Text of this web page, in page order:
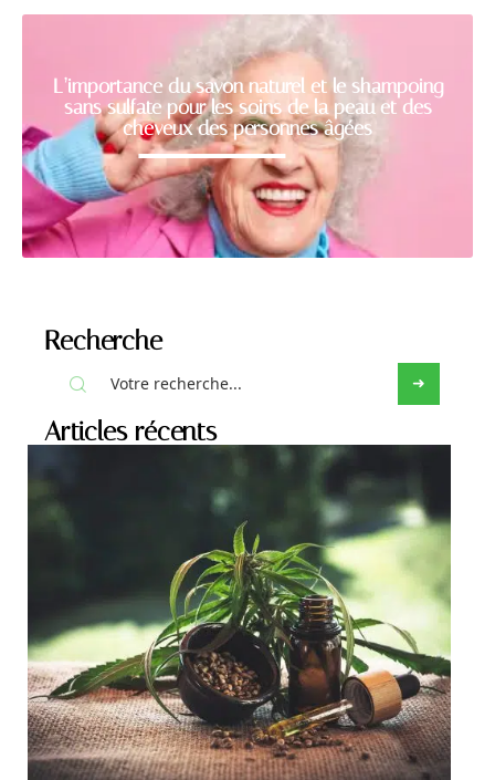
L’importance du savon naturel et le shampoing
sans sulfate pour les soins de la peau et des
cheveux des personnes âgées
Recherche
Articles récents